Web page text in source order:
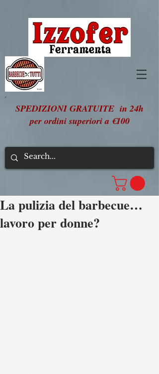
SPEDIZIONI GRATUITE in 24h
per ordini superiori a €100
La pulizia del barbecue…
lavoro per donne?